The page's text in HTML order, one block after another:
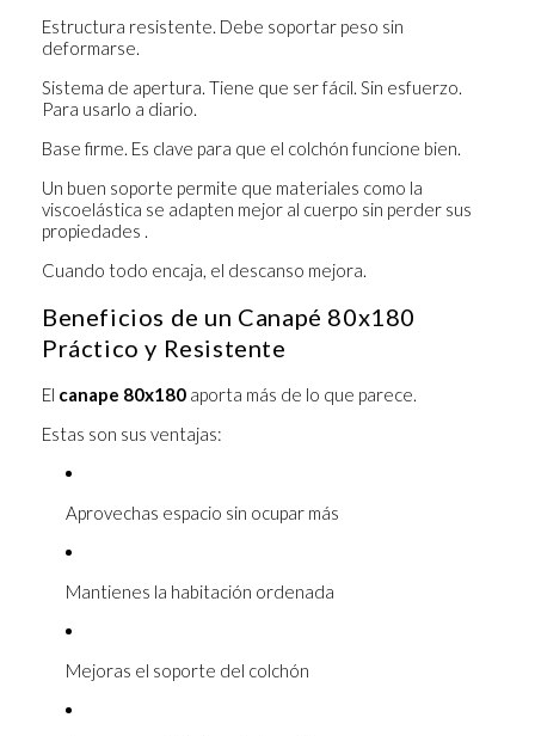
Estructura resistente. Debe soportar peso sin
deformarse.
Sistema de apertura. Tiene que ser fácil. Sin esfuerzo.
Para usarlo a diario.
Base firme. Es clave para que el colchón funcione bien.
Un buen soporte permite que materiales como la
viscoelástica se adapten mejor al cuerpo sin perder sus
propiedades .
Cuando todo encaja, el descanso mejora.
Beneficios de un Canapé 80x180
Práctico y Resistente
El canape 80x180 aporta más de lo que parece.
Estas son sus ventajas:
Aprovechas espacio sin ocupar más
Mantienes la habitación ordenada
Mejoras el soporte del colchón